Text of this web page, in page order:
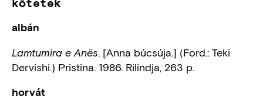
albán
Lamtumira e Anës. [Anna búcsúja.] (Ford.: Teki
Dervishi.) Pristina. 1986. Rilindja, 263 p.
horvát